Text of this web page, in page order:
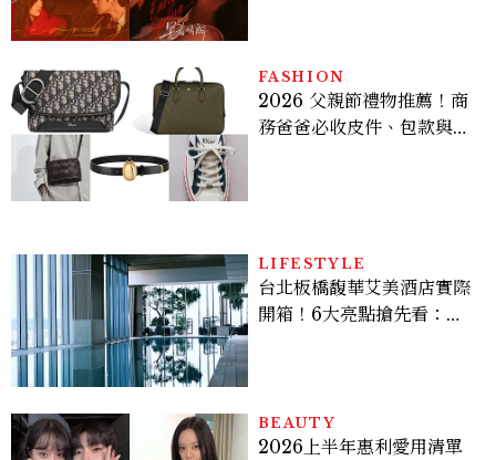
FASHION
2026 父親節禮物推薦！商
務爸爸必收皮件、包款與鞋
LIFESTYLE
台北板橋馥華艾美酒店實際
開箱！6大亮點搶先看：新
BEAUTY
2026上半年惠利愛用清單